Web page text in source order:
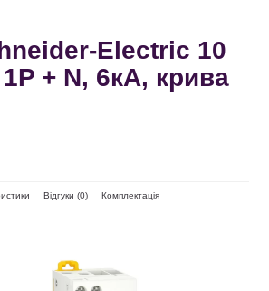
Electric 10
+ N, 6кA, крива
Відгуки (0) Комплектація